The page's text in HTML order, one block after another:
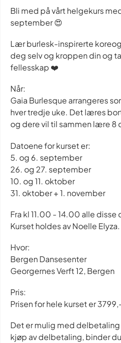
Bli med på vårt helgekurs
september 😍
Lær burlesk-inspirerte
deg selv og kroppen din og
fellesskap ❤️
Når:
Gaia Burlesque arrangeres
hver tredje uke. Det læres
og dere vil til sammen lære 8
Datoene for kurset er:
5. og 6. september
26. og 27. september
10. og 11. oktober
31. oktober + 1. november
Fra kl 11.00 - 14.00 alle disse
Kurset holdes av Noelle Elyza.
Hvor:
Bergen Dansesenter
Georgernes Verft 12, Bergen
Pris:
Prisen for hele kurset er
Det er mulig med delbetaling
kjøp av delbetaling, binder